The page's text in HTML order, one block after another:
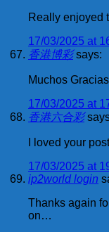
Really enjoyed
17/03/2025 at
香港博彩 says:
Muchos
17/03/2025 at
香港六合彩
I loved your
17/03/2025 at
ip2world login
Thanks again
on…